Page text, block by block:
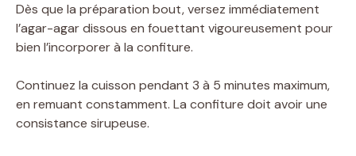
Dès que la préparation bout, versez immédiatement
l’agar-agar dissous en fouettant vigoureusement pour
bien l’incorporer à la confiture.
Continuez la cuisson pendant 3 à 5 minutes maximum,
en remuant constamment. La confiture doit avoir une
consistance sirupeuse.